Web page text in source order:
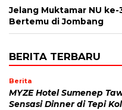
Jelang Muktamar NU
Bertemu di Jombang
BERITA TERBARU
Berita
MYZE Hotel Sumenep
Sensasi Dinner di Tepi